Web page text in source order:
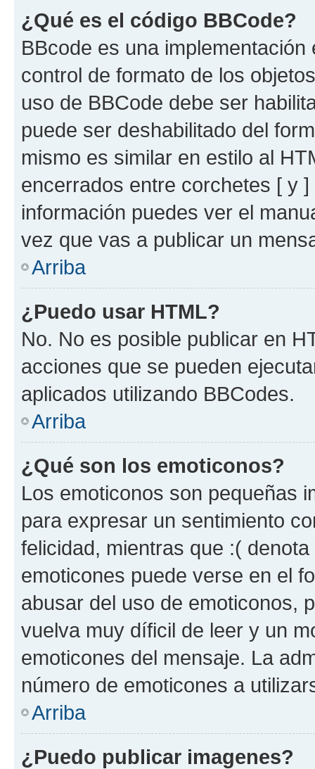
¿Qué es el código BBCode?
BBcode es una
control de formato de los
uso de BBCode debe ser
puede ser deshabilitado del
mismo es similar en estilo al
encerrados entre corchetes [ y
información puedes ver el
vez que vas a publicar un
Arriba
¿Puedo usar HTML?
No. No es posible publicar en
acciones que se pueden
aplicados utilizando BBCodes.
Arriba
¿Qué son los emoticonos?
Los emoticonos son pequeñas
para expresar un sentimiento
felicidad, mientras que :(
emoticones puede verse en el
abusar del uso de emoticonos,
vuelva muy díficil de leer y un
emoticones del mensaje. La
número de emoticones a
Arriba
¿Puedo publicar imagenes?